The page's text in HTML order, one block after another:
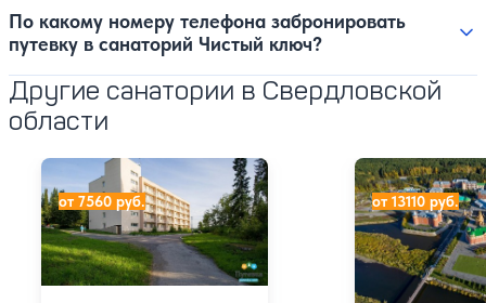
По какому номеру телефона забронировать
путевку в санаторий Чистый ключ?
Другие санатории в Свердловской
области
Санаторий Нижние Серги
от 7560 руб.
Санаторий
от 13110 руб.